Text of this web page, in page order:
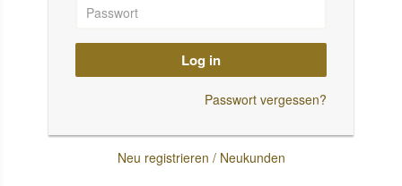
Log in
Passwort vergessen?
Neu registrieren / Neukunden